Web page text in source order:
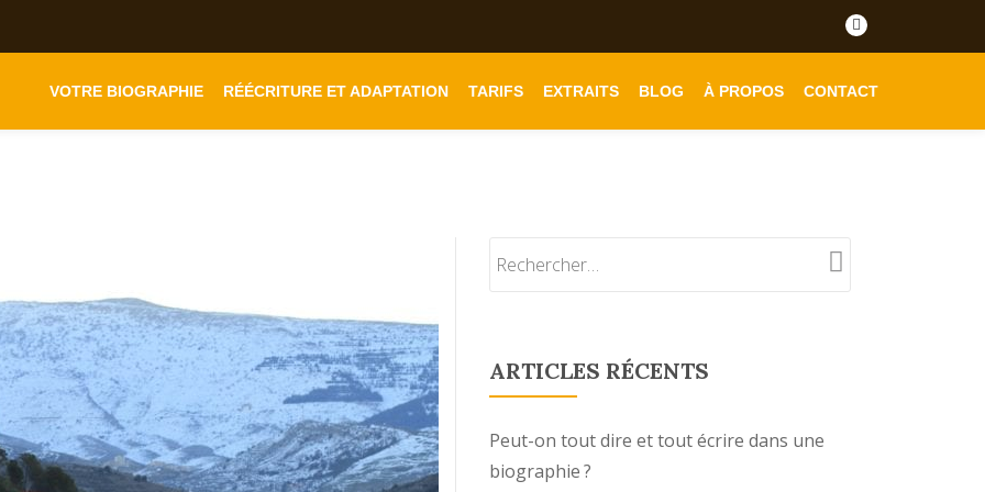
fa-
facebook
VOTRE BIOGRAPHIE RÉÉCRITURE ET ADAPTATION TARIFS EXTRAITS BLOG À PROPOS CONTACT
ARTICLES RÉCENTS
Peut-on tout dire et tout écrire dans une
biographie ?